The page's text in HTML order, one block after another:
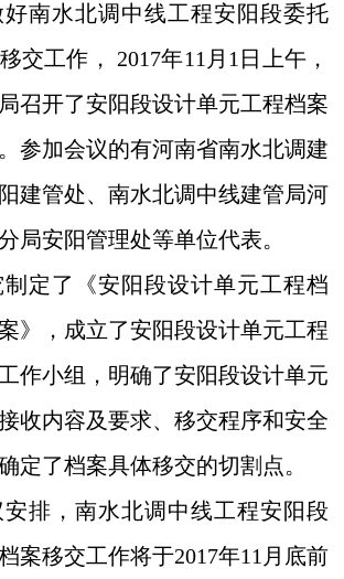
好南水北调中线工程安阳段委托
交工作，
2017年11 月 1 日上午，
召开了安阳段设计单元工程档案
参加会议的有河南省南水北调建
建管处、 南水北调中线建管局河
局安阳管理处等单位代表。
定了《安阳段设计单元工程档
》，成立了安阳段设计单元工程
作小组，明确了安阳段设计单元
收内容及要求、移交程序和安全
定了档案具体移交的切割点。
排，南水北调中线工程安阳段
案移交工作将于2017年11 月底前